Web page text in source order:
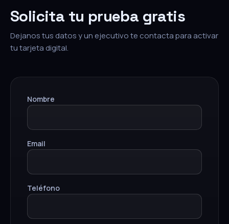
Solicita tu prueba gratis
Dejanos tus datos y un ejecutivo te contacta para activar
tu tarjeta digital.
Nombre
Email
Teléfono